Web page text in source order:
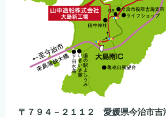
〒７９４－２１１２ 愛媛県今治市吉